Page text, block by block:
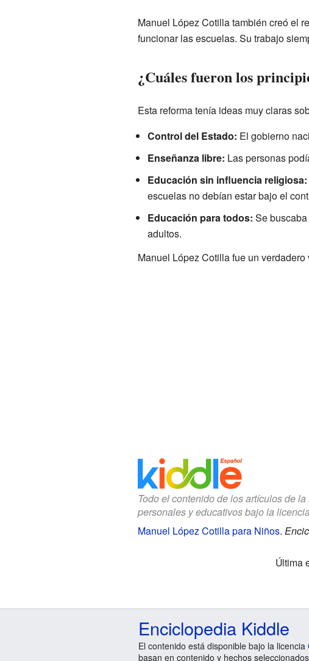
Manuel López Cotilla también creó el
funcionar las escuelas. Su trabajo
¿Cuáles fueron los
Esta reforma tenía ideas muy claras
Control del Estado: El gobierno
Enseñanza libre: Las personas
Educación sin influencia religiosa:
escuelas no debían estar bajo el
Educación para todos: Se
adultos.
Manuel López Cotilla fue un
Todo el contenido de los artículos de la
personales y educativos bajo la
Manuel López Cotilla para Niños.
Última
Enciclopedia Kiddle
El contenido está disponible bajo la licencia
basan en contenido y hechos